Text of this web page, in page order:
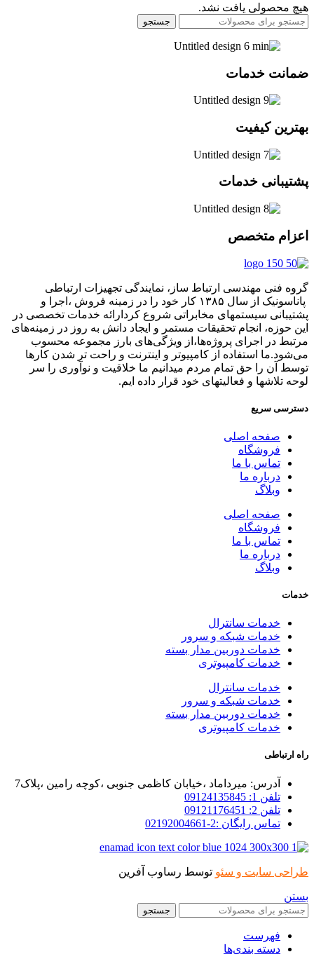
هیچ محصولی یافت نشد.
جستجو
ضمانت خدمات
بهترین کیفیت
پشتیبانی خدمات
اعزام متخصص
گروه فنی مهندسی ارتباط ساز، نمایندگی تجهیزات ارتباطی
پاناسونیک از سال ۱۳۸۵ کار خود را در زمینه فروش ،اجرا و
پشتیبانی سیستمهای مخابراتی شروع کردارائه خدمات تخصصی در
این حوزه، انجام تحقیقات مستمر و ایجاد دانش به‌ روز در زمینه‌های
مرتبط در اجرای پروژه‌ها،از ویژگی‌های بارز مجموعه محسوب
می‌شود.ما استفاده از کامپیوتر و اینترنت و راحت تر شدن کارها
توسط آن را حق تمام مردم میدانیم ما خلاقیت و نوآوری را سر
لوحه تلاشها و فعالیتهای خود قرار داده ایم.
دسترسی سریع
صفحه اصلی
فروشگاه
تماس با ما
درباره ما
وبلاگ
صفحه اصلی
فروشگاه
تماس با ما
درباره ما
وبلاگ
خدمات
خدمات سانترال
خدمات شبکه و سرور
خدمات دوربین مدار بسته
خدمات کامپیوتری
خدمات سانترال
خدمات شبکه و سرور
خدمات دوربین مدار بسته
خدمات کامپیوتری
راه ارتباطی
آدرس: میرداماد ،خیابان کاظمی جنوبی ،کوچه رامین ،پلاک7
تلفن 1: 09124135845
تلفن 2: 09121176451
تماس رایگان :2-02192004661
طراحی سایت و سئو توسط رساوب آفرین
بستن
جستجو
فهرست
دسته بندی‌ها